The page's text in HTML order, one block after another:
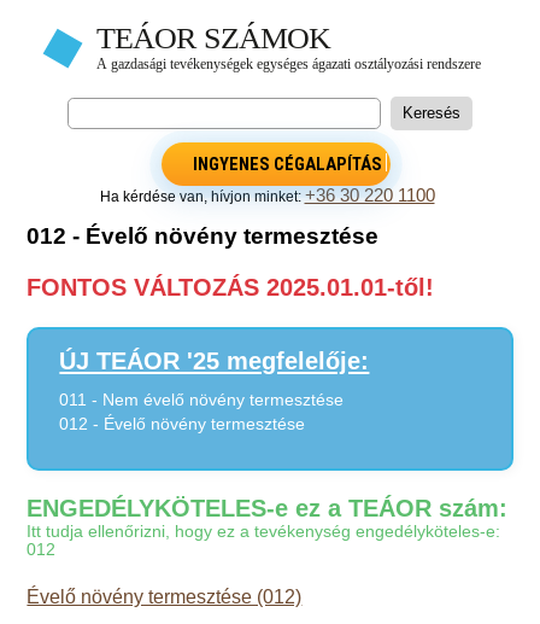
INGYENES CÉGALAPÍTÁS
Ha kérdése van, hívjon minket:+36 30 220 1100
012 - Évelő növény termesztése
FONTOS VÁLTOZÁS 2025.01.01-től!
ÚJ TEÁOR '25 megfelelője:
011 - Nem évelő növény termesztése
012 - Évelő növény termesztése
ENGEDÉLYKÖTELES-e ez a TEÁOR szám:
Itt tudja ellenőrizni, hogy ez a tevékenység engedélyköteles-e:
012
Évelő növény termesztése (012)